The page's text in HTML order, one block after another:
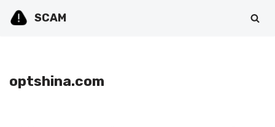
SCAM
optshina.com